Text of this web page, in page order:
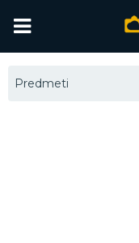
Predmeti